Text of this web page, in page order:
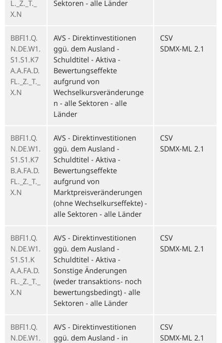
L._Z._T._
X.N
Sektoren - alle Länder
BBFI1.Q.
N.DE.W1.
S1.S1.K7
A.A.FA.D.
FL._Z._T._
X.N
AVS - Direktinvestitionen
ggü. dem Ausland -
Schuldtitel - Aktiva -
Bewertungseffekte
aufgrund von
Wechselkursveränderunge
n - alle Sektoren - alle
Länder
CSV
SDMX-ML 2.1
BBFI1.Q.
N.DE.W1.
S1.S1.K7
B.A.FA.D.
FL._Z._T._
X.N
AVS - Direktinvestitionen
ggü. dem Ausland -
Schuldtitel - Aktiva -
Bewertungseffekte
aufgrund von
Marktpreisveränderungen
(ohne Wechselkurseffekte) -
alle Sektoren - alle Länder
CSV
SDMX-ML 2.1
BBFI1.Q.
N.DE.W1.
S1.S1.K
A.A.FA.D.
FL._Z._T._
X.N
AVS - Direktinvestitionen
ggü. dem Ausland -
Schuldtitel - Aktiva -
Sonstige Änderungen
(weder transaktions- noch
bewertungsbedingt) - alle
Sektoren - alle Länder
CSV
SDMX-ML 2.1
BBFI1.Q.
N.DE.W1.
AVS - Direktinvestitionen
ggü. dem Ausland - in
CSV
SDMX-ML 2.1